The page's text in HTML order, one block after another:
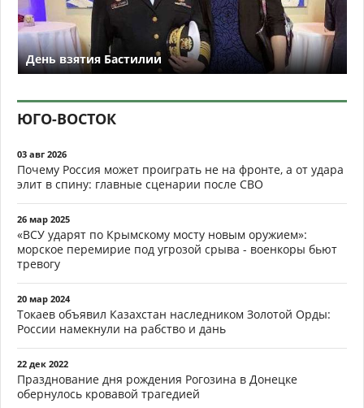
День взятия Бастилии
ЮГО-ВОСТОК
03 авг 2026
Почему Россия может проиграть не на фронте, а от удара
элит в спину: главные сценарии после СВО
26 мар 2025
«ВСУ ударят по Крымскому мосту новым оружием»:
морское перемирие под угрозой срыва - военкоры бьют
тревогу
20 мар 2024
Токаев объявил Казахстан наследником Золотой Орды:
России намекнули на рабство и дань
22 дек 2022
Празднование дня рождения Рогозина в Донецке
обернулось кровавой трагедией